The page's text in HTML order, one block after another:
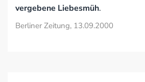
vergebene Liebesmüh.
Berliner Zeitung, 13.09.2000